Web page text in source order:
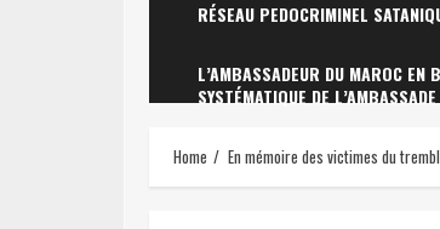
RÉSEAU PEDOCRIMINEL
L’AMBASSADEUR DU MAROC EN
SYSTÉMATIQUE DE L’AMBASSADE
Home En mémoire des victimes du